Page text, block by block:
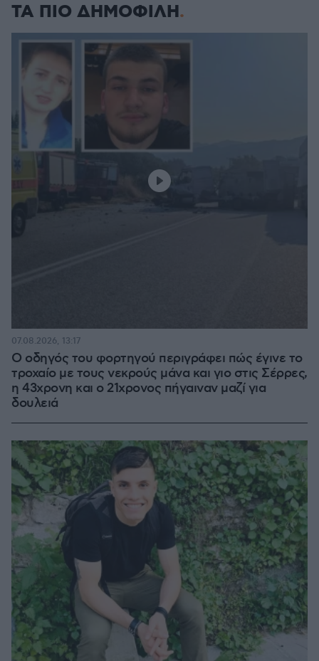
ΤΑ ΠΙΟ ΔΗΜΟΦΙΛΗ
Ο οδηγός του φορτηγού περιγράφει πώς έγινε το
τροχαίο με τους νεκρούς μάνα και γιο στις Σέρρες,
η 43χρονη και ο 21χρονος πήγαιναν μαζί για
δουλειά
07.08.2026, 13:17